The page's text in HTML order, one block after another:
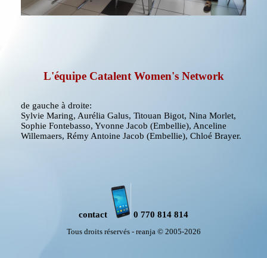
L'équipe Catalent Women's Network
de gauche à droite:
Sylvie Maring, Aurélia Galus, Titouan Bigot, Nina Morlet,
Sophie Fontebasso, Yvonne Jacob (Embellie), Anceline
Willemaers, Rémy Antoine Jacob (Embellie), Chloé Brayer.
contact 0 770 814 814
Tous droits réservés - reanja © 2005-2026